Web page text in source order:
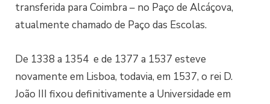
transferida para Coimbra – no Paço de Alcáçova,
atualmente chamado de Paço das Escolas.
De 1338 a 1354 e de 1377 a 1537 esteve
novamente em Lisboa, todavia, em 1537, o rei D.
João III fixou definitivamente a Universidade em